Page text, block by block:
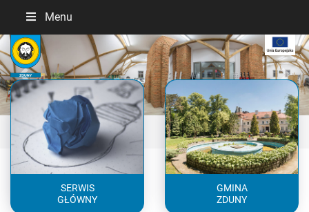
Menu
Previous Next
SERWIS
GŁÓWNY
GMINA
ZDUNY